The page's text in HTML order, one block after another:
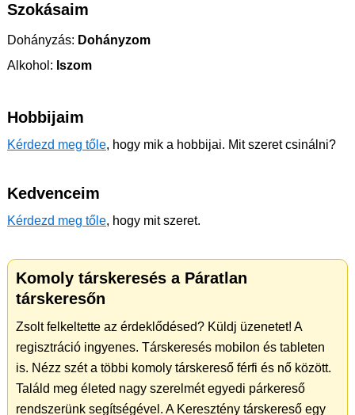
Szokásaim
Dohányzás: Dohányzom
Alkohol: Iszom
Hobbijaim
Kérdezd meg tőle, hogy mik a hobbijai. Mit szeret csinálni?
Kedvenceim
Kérdezd meg tőle, hogy mit szeret.
Komoly társkeresés a Páratlan
társkeresőn
Zsolt felkeltette az érdeklődésed? Küldj üzenetet! A
regisztráció ingyenes. Társkeresés mobilon és tableten
is. Nézz szét a többi komoly társkereső férfi és nő között.
Találd meg életed nagy szerelmét egyedi párkereső
rendszerünk segítségével. A Keresztény társkereső egy